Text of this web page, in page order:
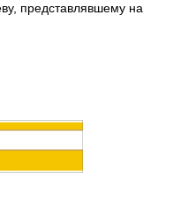
представлявшему на